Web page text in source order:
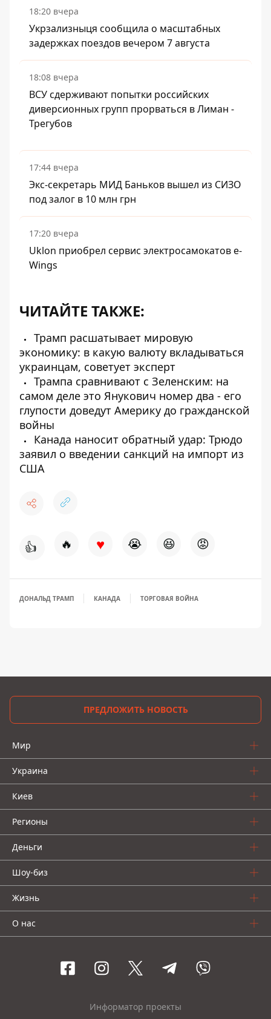
18:20 вчера
Укрзализныця сообщила о масштабных
задержках поездов вечером 7 августа
18:08 вчера
ВСУ сдерживают попытки российских
диверсионных групп прорваться в Лиман -
Трегубов
17:44 вчера
Экс-секретарь МИД Баньков вышел из СИЗО
под залог в 10 млн грн
17:20 вчера
Uklon приобрел сервис электросамокатов e-
Wings
ЧИТАЙТЕ ТАКЖЕ:
Трамп расшатывает мировую
экономику: в какую валюту вкладываться
украинцам, советует эксперт
Трампа сравнивают с Зеленским: на
самом деле это Янукович номер два - его
глупости доведут Америку до гражданской
войны
Канада наносит обратный удар: Трюдо
заявил о введении санкций на импорт из
США
👍 🔥 ♥ 😭 😆 😡
ДОНАЛЬД ТРАМП КАНАДА ТОРГОВАЯ ВОЙНА
ПРЕДЛОЖИТЬ НОВОСТЬ
Мир
Украина
Киев
Регионы
Деньги
Шоу-биз
Жизнь
О нас
Информатор проекты